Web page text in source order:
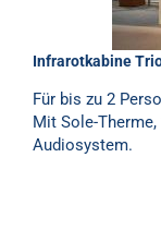
Infrarotkabine
Für bis zu 2
Mit Sole-Therme,
Audiosystem.